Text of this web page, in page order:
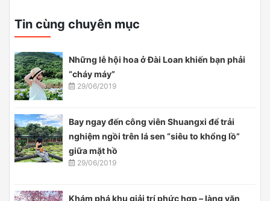
Tin cùng chuyên mục
Những lễ hội hoa ở Đài Loan khiến bạn phải
“cháy máy”
29/06/2019
Bay ngay đến công viên Shuangxi để trải
nghiệm ngồi trên lá sen “siêu to khổng lồ”
giữa mặt hồ
29/06/2019
Khám phá khu giải trí phức hợp – làng văn